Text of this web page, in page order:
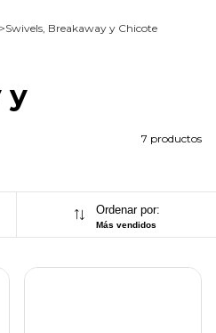
>Swivels, Breakaway y Chicote
y
7 productos
Ordenar por:
Más vendidos